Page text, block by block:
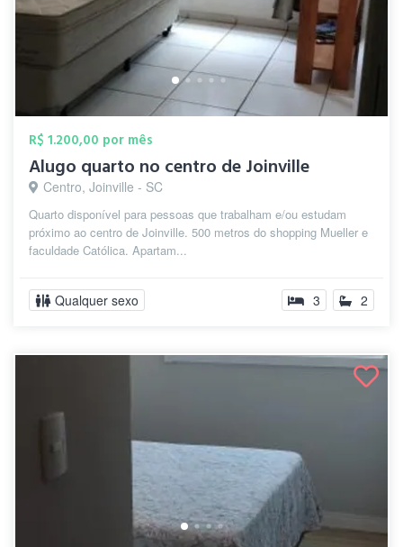
R$ 1.200,00 por mês
Alugo quarto no centro de Joinville
Centro, Joinville - SC
Quarto disponível para pessoas que trabalham e/ou estudam
próximo ao centro de Joinville. 500 metros do shopping Mueller e
faculdade Católica. Apartam...
Qualquer sexo 3 2